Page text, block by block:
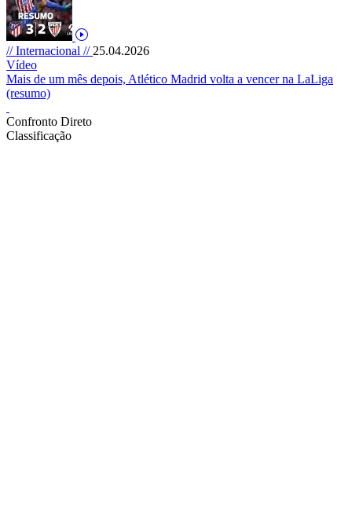
// Internacional // 25.04.2026
Vídeo
Mais de um mês depois, Atlético Madrid volta a vencer na LaLiga
(resumo)
Confronto Direto
Classificação